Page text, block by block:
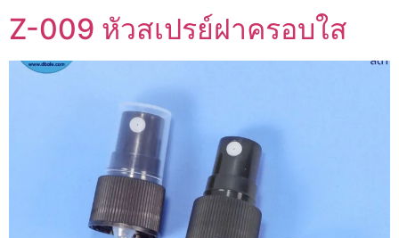
Z-009 หัวสเปรย์ฝาครอบใส